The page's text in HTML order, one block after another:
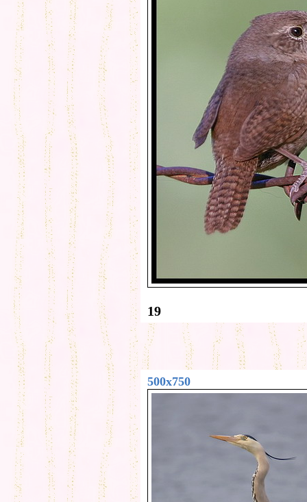
19
500x750